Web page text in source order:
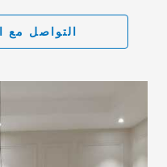
التواصل مع الدعم